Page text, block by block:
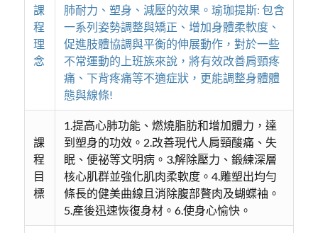
課
程
理
念
肺耐力、塑身、減壓的效果。瑜珈提斯: 包含
一系列姿勢調整與矯正、增加身體柔軟度、
促進肢體協調與平衡的伸展動作，對於一些
不常運動的上班族來說，將有效改善肩頸疼
痛、下背疼痛等不適症狀，更能調整身體體
態與線條!
課
程
目
標
1.提高心肺功能、燃燒脂肪和增加體力，達
到塑身的功效。2.改善現代人肩頸酸痛、失
眠、便祕等文明病。3.解除壓力、鍛練深層
核心肌群並強化肌肉柔軟度。4.雕塑出均勻
條長的健美曲線且消除腹部贅肉及蝴蝶袖。
5.產後迅速恢復身材。6.使身心愉快。